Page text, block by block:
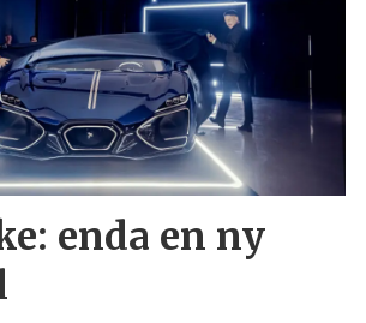
enda en ny